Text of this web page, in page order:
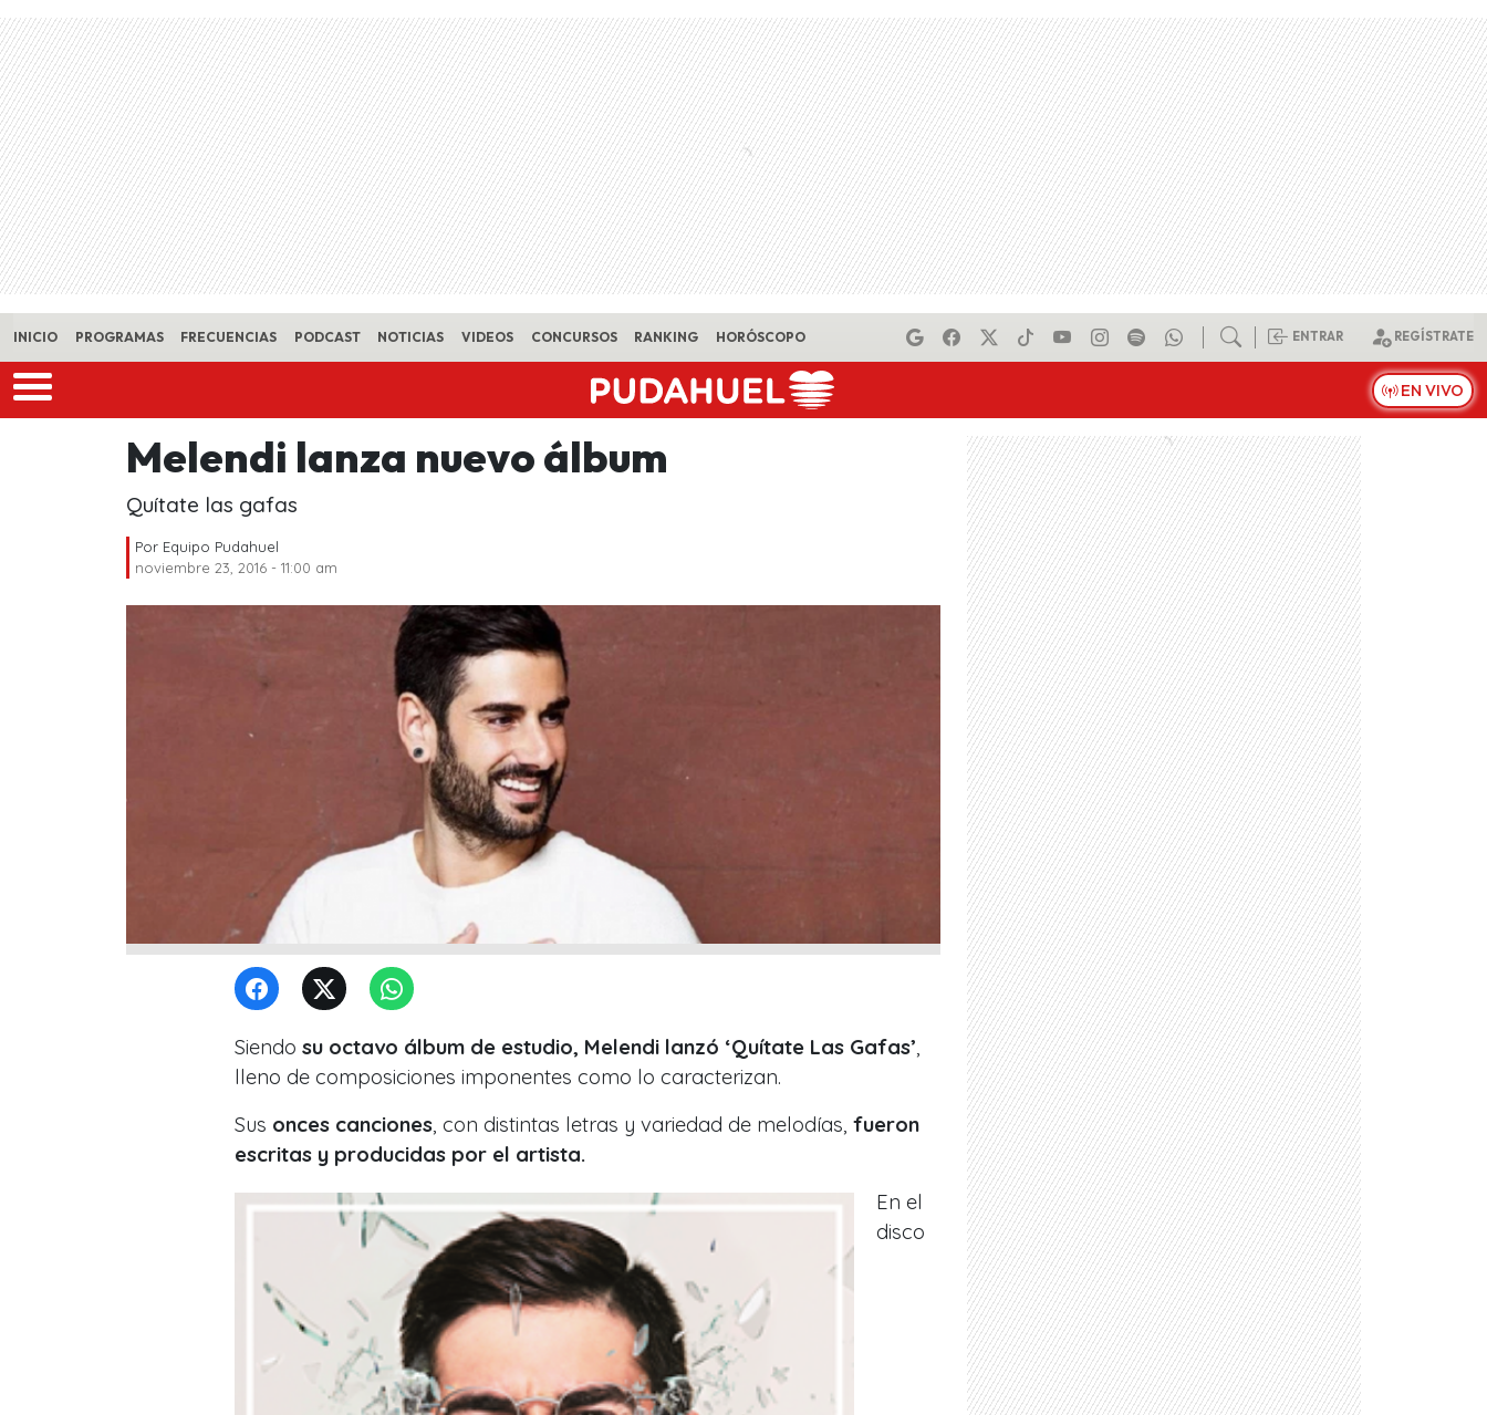
Skip to main content
INICIO PROGRAMAS FRECUENCIAS PODCAST NOTICIAS VIDEOS CONCURSOS RANKING HORÓSCOPO ENTRAR REGÍSTRATE
EN VIVO
Melendi lanza nuevo álbum
Quítate las gafas
Por Equipo Pudahuel
noviembre 23, 2016 - 11:00 am
Siendo su octavo álbum de estudio, Melendi lanzó ‘Quítate Las Gafas’,
lleno de composiciones imponentes como lo caracterizan.
Sus onces canciones, con distintas letras y variedad de melodías, fueron
escritas y producidas por el artista.
En el
disco